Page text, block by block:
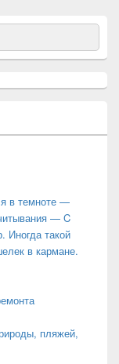
в темноте —
— C
Иногда такой
в кармане.
пляжей,